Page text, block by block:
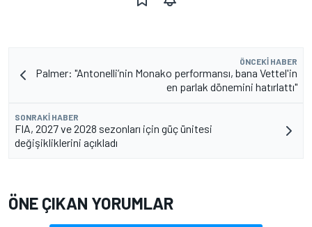
ÖNCEKI HABER
Palmer: "Antonelli’nin Monako performansı, bana Vettel'in
en parlak dönemini hatırlattı"
SONRAKI HABER
FIA, 2027 ve 2028 sezonları için güç ünitesi
değişikliklerini açıkladı
ÖNE ÇIKAN YORUMLAR